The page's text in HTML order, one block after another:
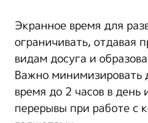
Экранное время для
ограничивать, отдавая
видам досуга и
Важно минимизировать
время до 2 часов в день
перерывы при работе с